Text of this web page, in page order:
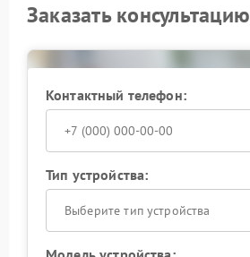
Заказать консультацию
Контактный телефон:
Тип устройства:
Выберите тип устройства